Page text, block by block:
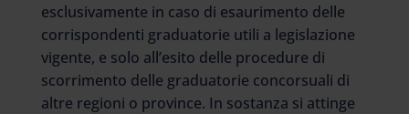
esclusivamente in caso di esaurimento delle
corrispondenti graduatorie utili a legislazione
vigente, e solo all’esito delle procedure di
scorrimento delle graduatorie concorsuali di
altre regioni o province. In sostanza si attinge